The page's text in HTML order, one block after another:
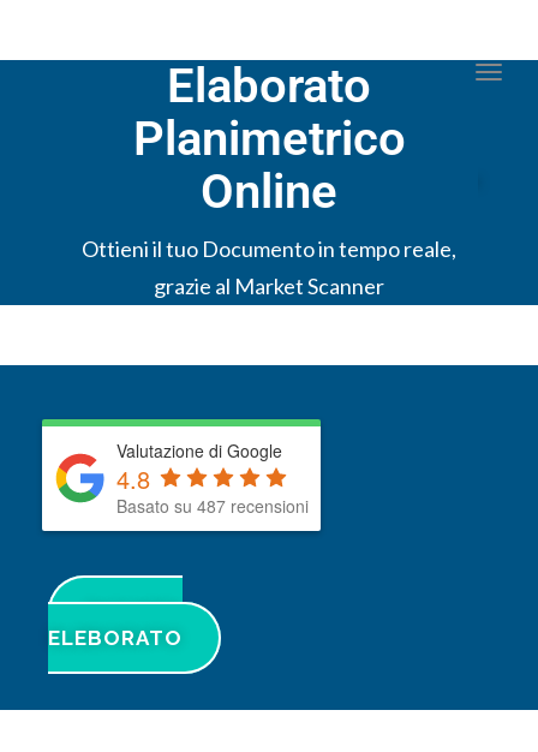
Elaborato
Planimetrico
Online
Ottieni il tuo Documento in tempo reale,
grazie al Market Scanner
Valutazione di Google
4.8
Basato su 487 recensioni
RICHIEDI
ELEBORATO